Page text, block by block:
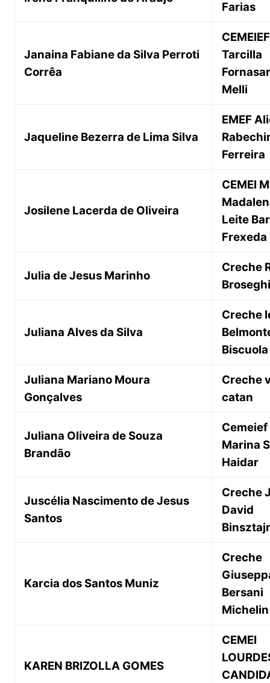
Farias
Janaina Fabiane da Silva Perroti
Corrêa
Tarcilla
Melli
Jaqueline Bezerra de Lima Silva
EMEF
Ferreira
Josilene Lacerda de Oliveira
CEMEI
Leite
Frexeda
Julia de Jesus Marinho
Creche
Juliana Alves da Silva
Creche
Biscuola
Juliana Mariano Moura
Gonçalves
Creche
catan
Juliana Oliveira de Souza
Brandão
Cemeief
Marina
Haidar
Juscélia Nascimento de Jesus
Santos
Creche
David
Karcia dos Santos Muniz
Creche
Bersani
Michelin
KAREN BRIZOLLA GOMES
CEMEI